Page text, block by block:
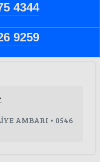
4344
9259
AMBARI • 0546